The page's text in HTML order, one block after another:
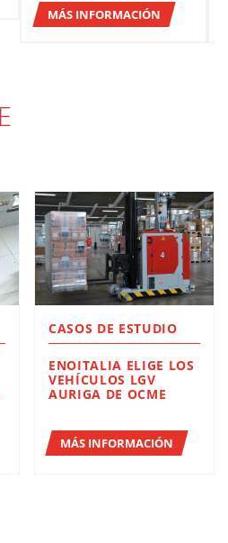
MÁS INFORMACIÓN
CASOS DE ESTUDIO
ENOITALIA ELIGE LOS
VEHÍCULOS LGV
AURIGA DE OCME
MÁS INFORMACIÓN